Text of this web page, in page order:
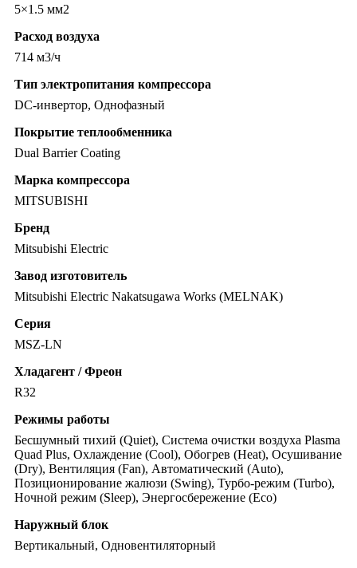
5×1.5 мм2
Расход воздуха
714 м3/ч
Тип электропитания компрессора
DC-инвертор, Однофазный
Покрытие теплообменника
Dual Barrier Coating
Марка компрессора
MITSUBISHI
Бренд
Mitsubishi Electric
Завод изготовитель
Mitsubishi Electric Nakatsugawa Works (MELNAK)
Серия
MSZ-LN
Хладагент / Фреон
R32
Режимы работы
Бесшумный тихий (Quiet), Система очистки воздуха Plasma
Quad Plus, Охлаждение (Cool), Обогрев (Heat), Осушивание
(Dry), Вентиляция (Fan), Автоматический (Auto),
Позиционирование жалюзи (Swing), Турбо-режим (Turbo),
Ночной режим (Sleep), Энергосбережение (Eco)
Наружный блок
Вертикальный, Одновентиляторный